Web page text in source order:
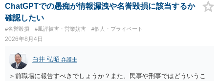
ても失敗する可能性が高いように思われます。 相手を特定できた場
合、相手に全ての弁護士費用を負担させることは可能でしょうか？ →
訴訟外の交渉で相手方が認めれば負担させることができるでしょう。
訴訟で判決となった場合は、実際の弁護士費用が認められる場合と認
められない場合があり何ともいえないところでしょう。
ChatGPTでの愚痴が情報漏洩や名誉毀損に該当するか
確認したい
#名誉毀損 #風評被害・営業妨害 #個人・プライベート
2026年8月4日
白井 弘昭 弁護士
＞前職場に報告すべきでしょうか？また、民事や刑事ではどういうこ